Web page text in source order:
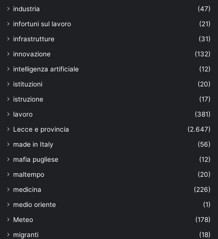
industria
(47)
infortuni sul lavoro
(21)
infrastrutture
(31)
innovazione
(132)
intelligenza artificiale
(12)
istituzioni
(20)
istruzione
(17)
lavoro
(381)
Lecce e provincia
(2.647)
made in Italy
(56)
mafia pugliese
(12)
maltempo
(20)
medicina
(226)
medio oriente
(1)
Meteo
(178)
migranti
(18)